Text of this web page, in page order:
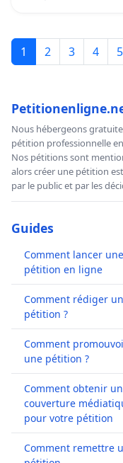
1 2 3 4 5
Nous hébergeons
pétition professionnelle
Nos pétitions sont
alors créer une pétition
par le public et par les
Guides
Comment lancer une
pétition en ligne
Comment rédiger
pétition ?
Comment
une pétition ?
Comment obtenir
couverture
pour votre pétition
Comment remettre